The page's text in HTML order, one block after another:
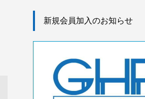
新規会員加入のお知らせ